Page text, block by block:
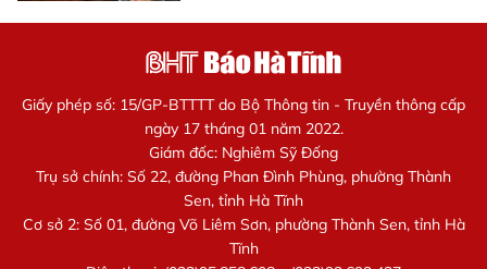
Giấy phép số: 15/GP-BTTTT do Bộ Thông tin - Truyền thông cấp
ngày 17 tháng 01 năm 2022.
Giám đốc: Nghiêm Sỹ Đống
Trụ sở chính: Số 22, đường Phan Đình Phùng, phường Thành
Sen, tỉnh Hà Tĩnh
Cơ sở 2: Số 01, đường Võ Liêm Sơn, phường Thành Sen, tỉnh Hà
Tĩnh